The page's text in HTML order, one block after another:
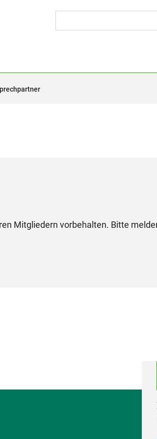
Mitgliedern vorbehalten. Bitte